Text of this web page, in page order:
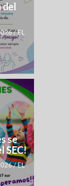
del
/EL
se
SEC!
/EL